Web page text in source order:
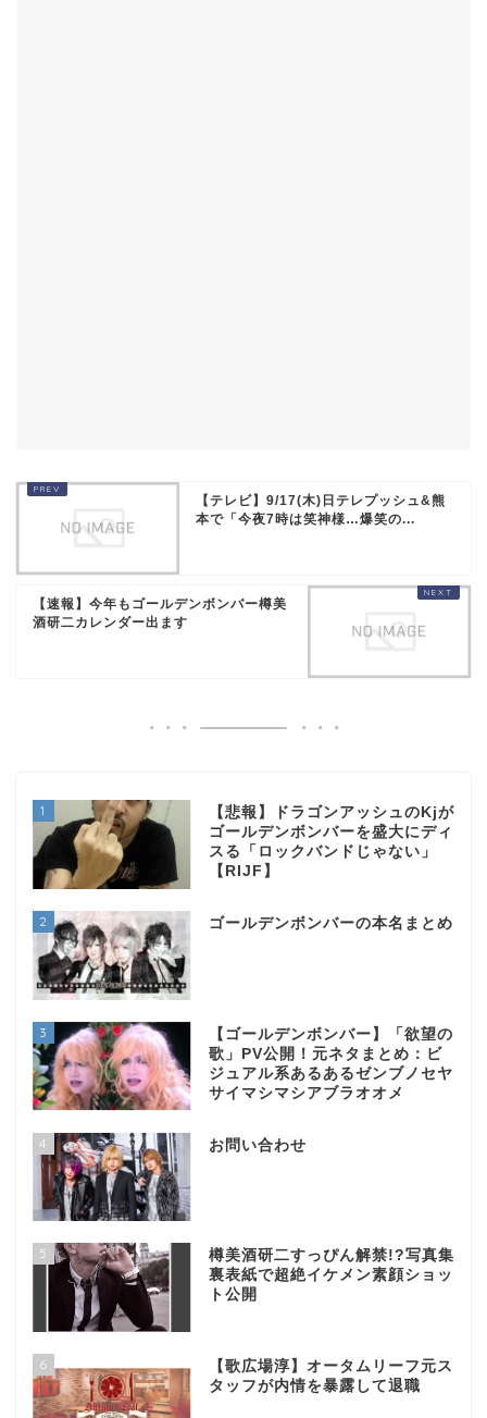
【テレビ】9/17(木)日テレプッシュ&熊
本で「今夜7時は笑神様…爆笑の...
【速報】今年もゴールデンボンバー樽美
酒研二カレンダー出ます
1
【悲報】ドラゴンアッシュのKjが
ゴールデンボンバーを盛大にディ
スる「ロックバンドじゃない」
【RIJF】
2 ゴールデンボンバーの本名まとめ
3
【ゴールデンボンバー】「欲望の
歌」PV公開！元ネタまとめ：ビ
ジュアル系あるあるゼンブノセヤ
サイマシマシアブラオオメ
4 お問い合わせ
5
樽美酒研二すっぴん解禁!?写真集
裏表紙で超絶イケメン素顔ショッ
ト公開
6
【歌広場淳】オータムリーフ元ス
タッフが内情を暴露して退職